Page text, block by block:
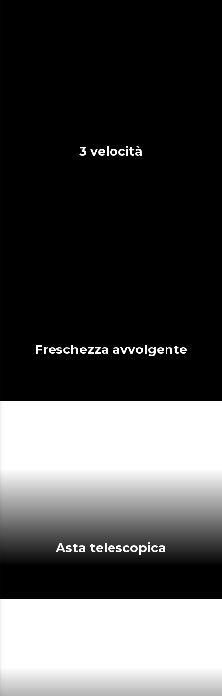
3 velocità
Freschezza avvolgente
Asta telescopica